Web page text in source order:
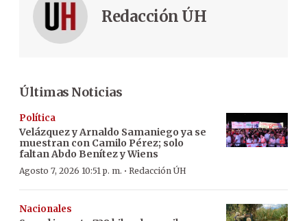
Redacción ÚH
Últimas Noticias
Política
Velázquez y Arnaldo Samaniego ya se
muestran con Camilo Pérez; solo
faltan Abdo Benítez y Wiens
Agosto 7, 2026 10:51 p. m. · Redacción ÚH
Nacionales